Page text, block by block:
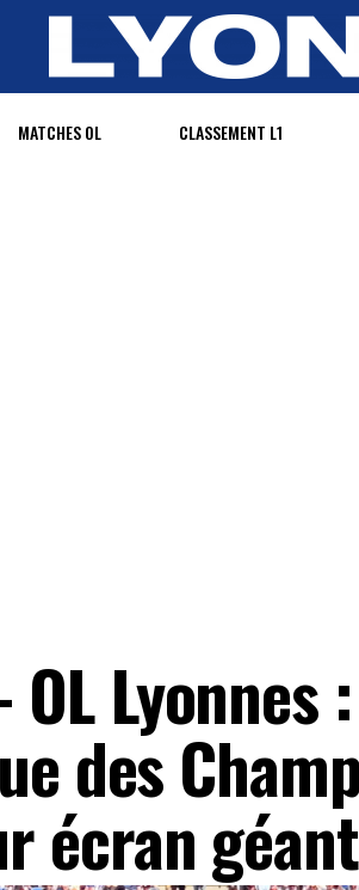
MATCHES OL CLASSEMENT L1
Lyonnes
des
écran